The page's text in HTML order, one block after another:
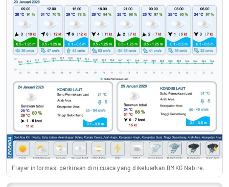
Flayer informasi perkiraan dini cuaca yang dikeluarkan BMKG Nabire.